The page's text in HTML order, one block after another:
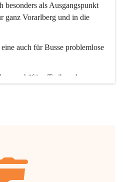
besonders als Ausgangspunkt
ganz Vorarlberg und in die
auch für Busse problemlose
geschäftige Treiben der